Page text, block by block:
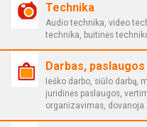
Technika
Audio technika, video
technika, buitinės
Darbas, paslaugos
Ieško darbo, siūlo darbą,
juridinės paslaugos,
organizavimas, dovanoja.